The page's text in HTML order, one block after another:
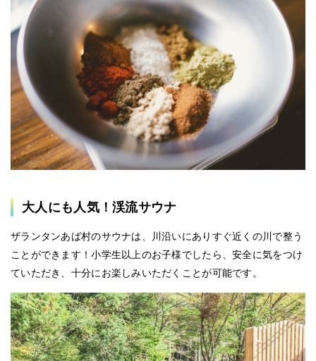
大人にも人気！渓流サウナ
ザランタンあば村のサウナは、川沿いにありすぐ近くの川で整う
ことができます！小学生以上のお子様でしたら、安全に気をつけ
ていただき、十分にお楽しみいただくことが可能です。